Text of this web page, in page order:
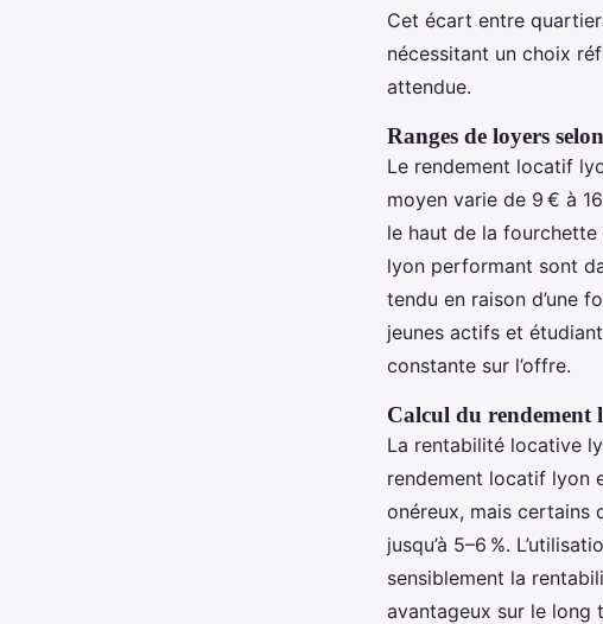
Cet écart entre
nécessitant un choix
attendue.
Ranges de loyers
Le rendement locatif
moyen varie de 9 € à
le haut de la
lyon performant sont
tendu en raison d’une
jeunes actifs et
constante sur l’offre.
Calcul du rendement
La rentabilité locative
rendement locatif lyon
onéreux, mais certains
jusqu’à 5–6 %.
sensiblement la
avantageux sur le long